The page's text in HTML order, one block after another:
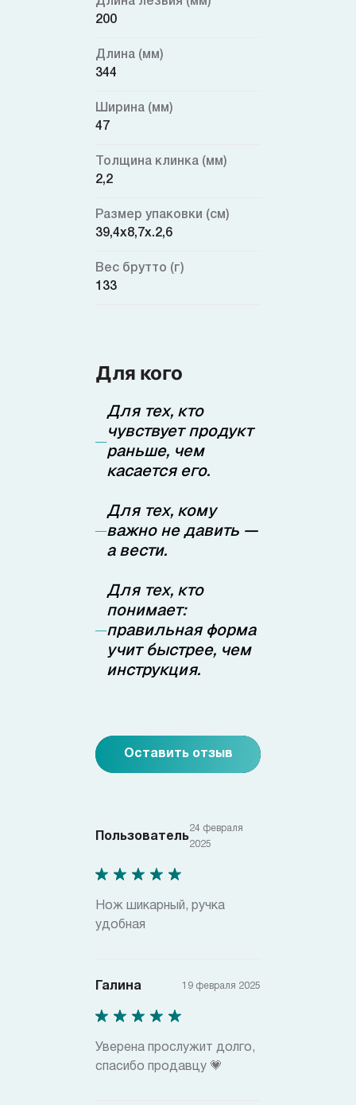
200
Длина (мм)
344
Ширина (мм)
47
Толщина клинка (мм)
2,2
Размер упаковки (см)
39,4х8,7х.2,6
Вес брутто (г)
133
Для кого
Для тех, кто
чувствует продукт
раньше, чем
касается его.
Для тех, кому
важно не давить —
а вести.
Для тех, кто
понимает:
правильная форма
учит быстрее, чем
инструкция.
Оставить отзыв
Пользователь
24 февраля
2025
Нож шикарный, ручка
удобная
Галина 19 февраля 2025
Уверена прослужит долго,
спасибо продавцу 💗